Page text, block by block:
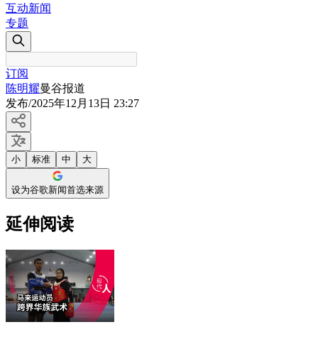
互动新闻
专题
订阅
陈明耀曼谷报道
发布/2025年12月13日 23:27
小 标准 中 大
设为谷歌新闻首选来源
延伸阅读